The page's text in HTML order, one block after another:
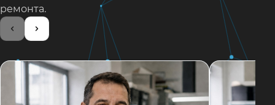
ремонта.